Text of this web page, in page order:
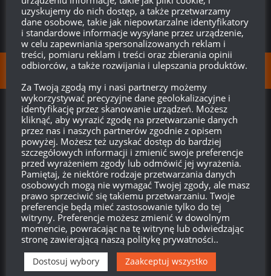
Następna strona »
FOLLOW:
Twitch.tv - Zurugula
Szukaj:
uzyskujemy do nich dostęp, a także przetwarzamy
dane osobowe, takie jak niepowtarzalne identyfikatory
i standardowe informacje wysyłane przez urządzenie,
w celu zapewniania spersonalizowanych reklam i
treści, pomiaru reklam i treści oraz zbierania opinii
odbiorców, a także rozwijania i ulepszania produktów.
Za Twoją zgodą my i nasi partnerzy możemy
wykorzystywać precyzyjne dane geolokalizacyjne i
identyfikację przez skanowanie urządzeń. Możesz
kliknąć, aby wyrazić zgodę na przetwarzanie danych
przez nas i naszych partnerów zgodnie z opisem
powyżej. Możesz też uzyskać dostęp do bardziej
szczegółowych informacji i zmienić swoje preferencje
przed wyrażeniem zgody lub odmówić jej wyrażenia.
Pamiętaj, że niektóre rodzaje przetwarzania danych
osobowych mogą nie wymagać Twojej zgody, ale masz
prawo sprzeciwić się takiemu przetwarzaniu. Twoje
preferencje będą mieć zastosowanie tylko do tej
witryny. Preferencje możesz zmienić w dowolnym
momencie, powracając na tę witrynę lub odwiedzając
stronę zawierającą naszą politykę prywatności..
Dostosuj wybory Zaakceptuj wszystko